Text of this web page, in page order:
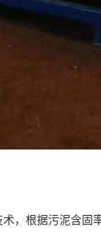
，根据污泥含固